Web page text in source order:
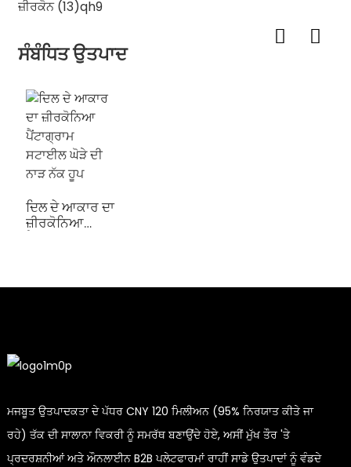
ਸੰਬੰਧਿਤ ਉਤਪਾਦ
ਦਿਲ ਦੇ ਆਕਾਰ ਦਾ
ਜ਼ੀਰਕੋਨਿਆ
ਮਜਬੂਤ ਉਤਪਾਦਕਤਾ ਦੇ ਪੱਧਰ CNY 120 ਮਿਲੀਅਨ (95% ਨਿਰਯਾਤ ਕੀਤੇ ਜਾ
ਰਹੇ) ਤੱਕ ਦੀ ਸਾਲਾਨਾ ਵਿਕਰੀ ਨੂੰ ਸਮਰੱਥ ਬਣਾਉਂਦੇ ਹੋਏ, ਅਸੀਂ ਮੁੱਖ ਤੌਰ 'ਤੇ
ਪ੍ਰਦਰਸ਼ਨੀਆਂ ਅਤੇ ਔਨਲਾਈਨ B2B ਪਲੇਟਫਾਰਮਾਂ ਰਾਹੀਂ ਸਾਡੇ ਉਤਪਾਦਾਂ ਨੂੰ ਵੰਡਦੇ